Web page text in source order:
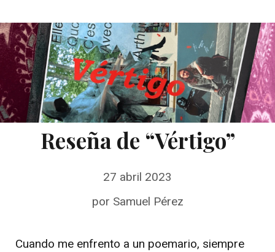
Reseña de “Vértigo”
27 abril 2023
por Samuel Pérez
Cuando me enfrento a un poemario, siempre